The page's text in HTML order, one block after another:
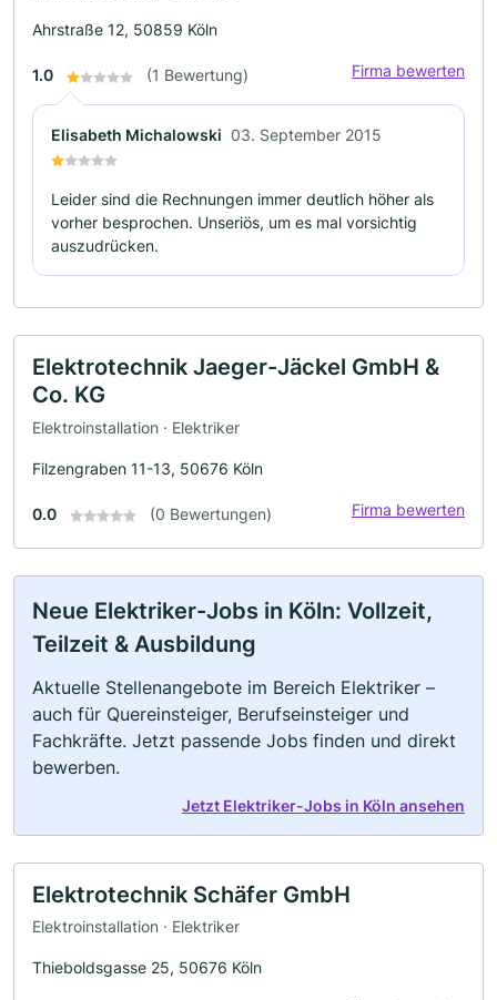
Ahrstraße 12, 50859 Köln
1.0 (1 Bewertung) Firma bewerten
Elisabeth Michalowski 03. September 2015
Leider sind die Rechnungen immer deutlich höher als
vorher besprochen. Unseriös, um es mal vorsichtig
auszudrücken.
Elektrotechnik Jaeger-Jäckel GmbH &
Co. KG
Elektroinstallation · Elektriker
Filzengraben 11-13, 50676 Köln
0.0 (0 Bewertungen) Firma bewerten
Neue Elektriker-Jobs in Köln: Vollzeit,
Teilzeit & Ausbildung
Aktuelle Stellenangebote im Bereich Elektriker –
auch für Quereinsteiger, Berufseinsteiger und
Fachkräfte. Jetzt passende Jobs finden und direkt
bewerben.
Jetzt Elektriker-Jobs in Köln ansehen
Elektrotechnik Schäfer GmbH
Elektroinstallation · Elektriker
Thieboldsgasse 25, 50676 Köln